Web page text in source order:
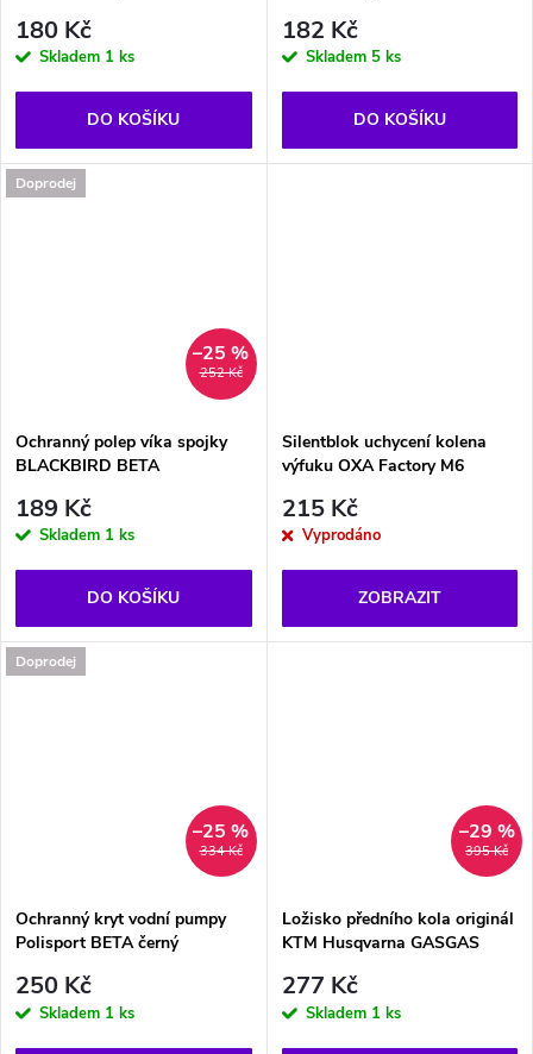
180 Kč
Skladem 1 ks
DO KOŠÍKU
182 Kč
Skladem 5 ks
DO KOŠÍKU
Doprodej
252 Kč
–25 %
Ochranný polep víka spojky
BLACKBIRD BETA
189 Kč
Skladem 1 ks
DO KOŠÍKU
Silentblok uchycení kolena
výfuku OXA Factory M6
215 Kč
Vyprodáno
ZOBRAZIT
Doprodej
334 Kč
–25 %
Ochranný kryt vodní pumpy
Polisport BETA černý
250 Kč
Skladem 1 ks
395 Kč
–29 %
Ložisko předního kola originál
KTM Husqvarna GASGAS
277 Kč
Skladem 1 ks